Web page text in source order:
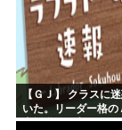
来週のハンターハ
『ヤニねこ』の喫
【ＧＪ】 クラスに
いた。リーダー格の
支援学級に入れない